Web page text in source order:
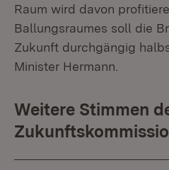
Raum wird davon
Ballungsraumes soll die
Zukunft durchgängig
Minister Hermann.
Weitere Stimmen